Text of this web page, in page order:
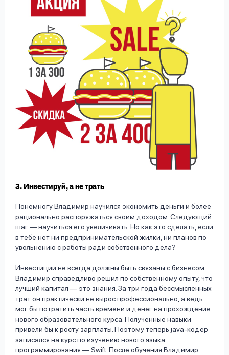
3. Инвестируй, а не трать
Понемногу Владимир научился экономить деньги и более
рационально распоряжаться своим доходом. Следующий
шаг — научиться его увеличивать. Но как это сделать, если
в тебе нет ни предпринимательской жилки, ни планов по
увольнению с работы ради собственного дела?
Инвестиции не всегда должны быть связаны с бизнесом.
Владимир справедливо решил по собственному опыту, что
лучший капитал — это знания. За три года бессмысленных
трат он практически не вырос профессионально, а ведь
мог бы потратить часть времени и денег на прохождение
нового образовательного курса. Полученные навыки
привели бы к росту зарплаты. Поэтому теперь java-кодер
записался на курс по изучению нового языка
программирования — Swift. После обучения Владимир